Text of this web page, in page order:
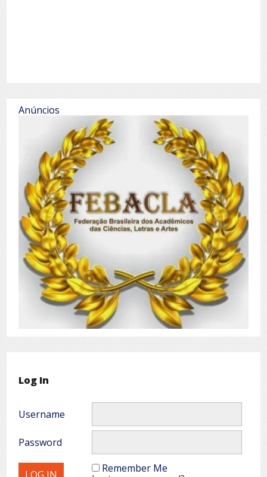
Anúncios
Log In
Username
Password
Remember Me